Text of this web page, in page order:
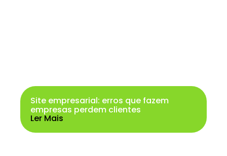
Site empresarial: erros que fazem
empresas perdem clientes
Ler Mais